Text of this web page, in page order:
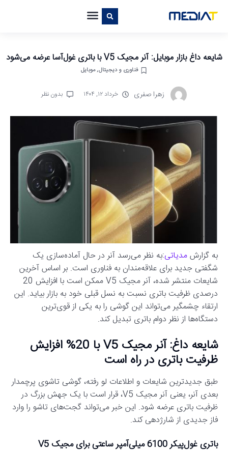
شایعه داغ بازار موبایل: آنر مجیک V5 با باتری غول‌آسا عرضه می‌شود
فناوری و دیجیتال,موبایل
زهرا صفری خرداد ۱۲, ۱۴۰۴ بدون نظر
به گزارشمدیاتی:به نظر می‌رسد آنر در حال آماده‌سازی یک
شگفتی جدید برای علاقه‌مندان به فناوری است. بر اساس آخرین
شایعات منتشر شده، آنر مجیک V5 ممکن است با افزایش 20
درصدی ظرفیت باتری نسبت به نسل قبلی خود به بازار بیاید. این
ارتقاء چشمگیر می‌تواند این گوشی را به یکی از قوی‌ترین
دستگاه‌ها از نظر دوام باتری تبدیل کند.
شایعه داغ: آنر مجیک V5 با 20% افزایش
ظرفیت باتری در راه است
طبق جدیدترین شایعات و اطلاعات لو رفته، گوشی تاشوی پرچمدار
بعدی آنر، یعنی آنر مجیک V5، قرار است با یک جهش بزرگ در
ظرفیت باتری عرضه شود. این خبر می‌تواند گجت‌های تاشو را وارد
فاز جدیدی از شارژدهی کند.
باتری غول‌پیکر 6100 میلی‌آمپر ساعتی برای مجیک V5